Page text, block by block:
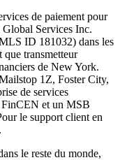
de paiement pour
Services Inc.
ID 181032) dans les
que transmetteur
de New York.
1Z, Foster City,
de services
FinCEN et un MSB
le support client en
le reste du monde,